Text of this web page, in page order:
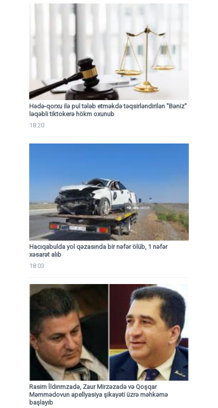
Hədə-qorxu ilə pul tələb etməkdə təqsirləndirilən "Bəniz"
ləqəbli tiktokerə hökm oxunub
18:20
Hacıqabulda yol qəzasında bir nəfər ölüb, 1 nəfər
xəsarət alıb
18:03
Rasim İldırımzadə, Zaur Mirzəzadə və Qoşqar
Məmmədovun apellyasiya şikayəti üzrə məhkəmə
başlayıb